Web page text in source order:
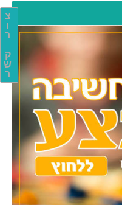
צ
ו
ר
ק
ש
ר